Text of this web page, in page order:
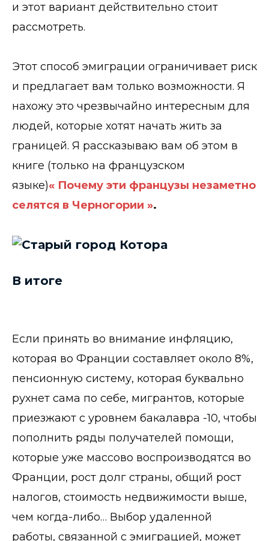
и этот вариант действительно стоит
рассмотреть.
Этот способ эмиграции ограничивает риск
и предлагает вам только возможности. Я
нахожу это чрезвычайно интересным для
людей, которые хотят начать жить за
границей. Я рассказываю вам об этом в
книге (только на французском
языке)« Почему эти французы незаметно
селятся в Черногории ».
В итоге
Если принять во внимание инфляцию,
которая во Франции составляет около 8%,
пенсионную систему, которая буквально
рухнет сама по себе, мигрантов, которые
приезжают с уровнем бакалавра -10, чтобы
пополнить ряды получателей помощи,
которые уже массово воспроизводятся во
Франции, рост долг страны, общий рост
налогов, стоимость недвижимости выше,
чем когда-либо… Выбор удаленной
работы, связанной с эмиграцией, может